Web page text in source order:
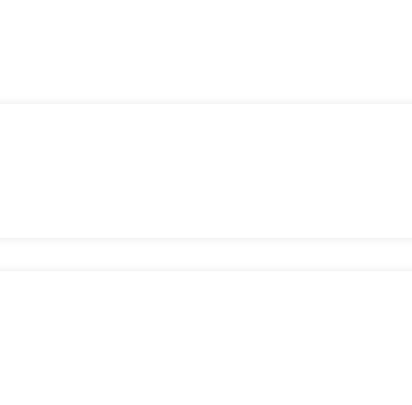
sans complications.
du marché.
des plateformes et des dApps.